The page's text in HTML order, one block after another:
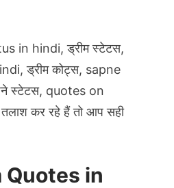
in hindi, ड्रीम स्टेटस,
ड्रीम कोट्स, sapne
स्टेटस, quotes on
कर रहे हैं तो आप सही
Quotes in